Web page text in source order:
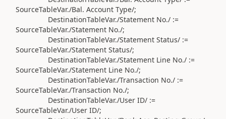
SourceTableVar./Bal. Account Type/;
DestinationTableVar./Statement No./ :=
SourceTableVar./Statement No./;
DestinationTableVar./Statement Status/ :=
SourceTableVar./Statement Status/;
DestinationTableVar./Statement Line No./ :=
SourceTableVar./Statement Line No./;
DestinationTableVar./Transaction No./ :=
SourceTableVar./Transaction No./;
DestinationTableVar./User ID/ :=
SourceTableVar./User ID/;